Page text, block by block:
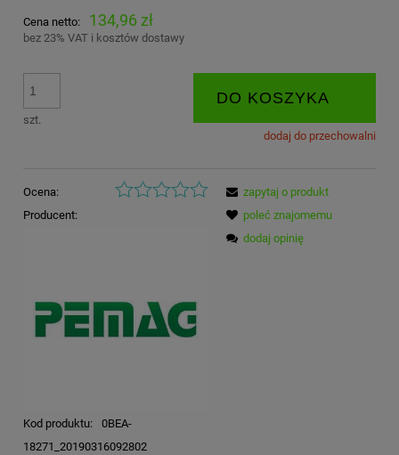
Cena netto: 134,96 zł
bez 23% VAT i kosztów dostawy
szt.
DO KOSZYKA
dodaj do przechowalni
Ocena:
Producent:
Kod produktu:
0BEA-
18271_20190316092802
zapytaj o produkt
poleć znajomemu
dodaj opinię